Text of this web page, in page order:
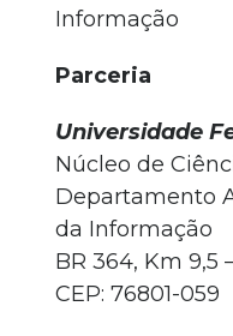
Informação
Parceria
Universidade
Núcleo de
Departamento
da Informação
BR 364, Km 9,5
CEP: 76801-059